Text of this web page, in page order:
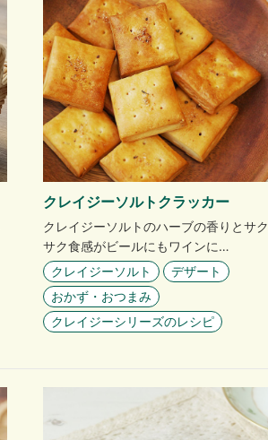
クレイジーソルトクラッカー
クレイジーソルトのハーブの香りとサク
サク食感がビールにもワインに…
クレイジーソルト
デザート
おかず・おつまみ
クレイジーシリーズのレシピ